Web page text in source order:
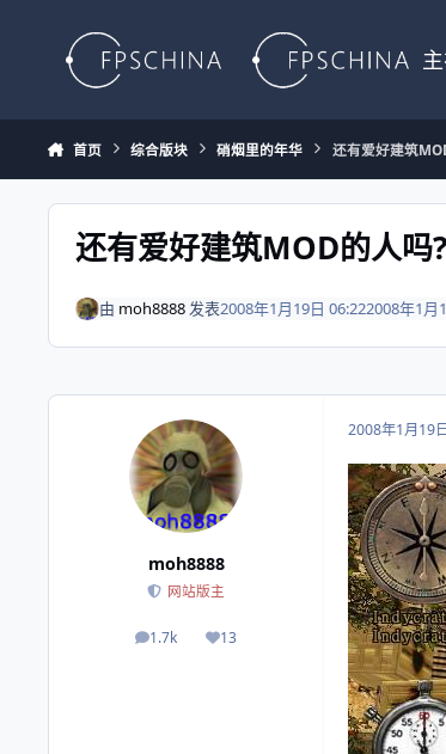
首页 综合版块 硝烟里的年华 还有爱好建筑
还有爱好建筑MOD的人吗?
由 moh8888发表2008年1月19日 06:222008年1月
moh8888
网站版主
1.7k
帖子 13
荣誉积分
2008年1月19